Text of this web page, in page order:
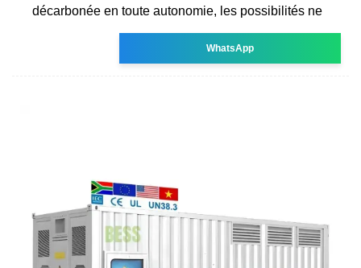
décarbonée en toute autonomie, les possibilités ne
WhatsApp